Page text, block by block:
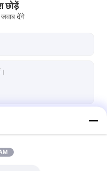
छोड़ें
देंगे